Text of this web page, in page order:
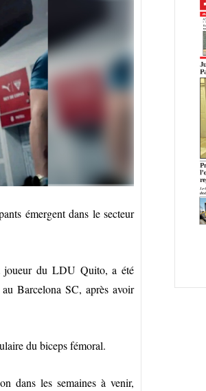
émergent dans le secteur
joueur du LDU Quito, a été
Barcelona SC, après avoir
du biceps fémoral.
dans les semaines à venir,